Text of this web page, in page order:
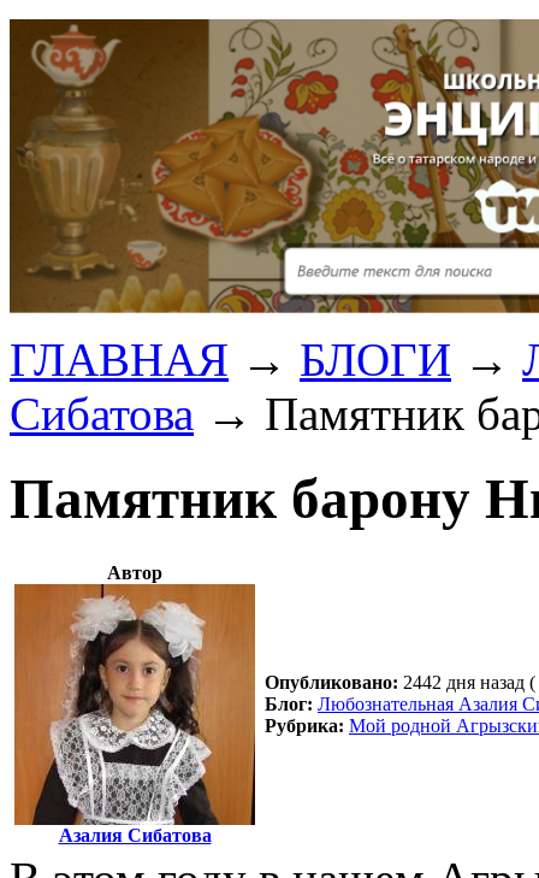
ГЛАВНАЯ → БЛОГИ →
Сибатова → Памятник
Памятник барону
Автор
Азалия Сибатова
Опубликовано: 2442 дня назад
Блог: Любознательная Азалия
Рубрика: Мой родной